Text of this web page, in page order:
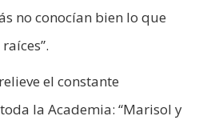
no conocían bien lo que
el constante
la Academia: “Marisol y